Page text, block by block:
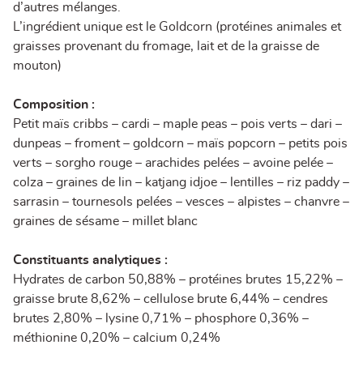
d’autres mélanges.
L’ingrédient unique est le Goldcorn (protéines animales et
graisses provenant du fromage, lait et de la graisse de
mouton)
Composition :
Petit maïs cribbs – cardi – maple peas – pois verts – dari –
dunpeas – froment – goldcorn – maïs popcorn – petits pois
verts – sorgho rouge – arachides pelées – avoine pelée –
colza – graines de lin – katjang idjoe – lentilles – riz paddy –
sarrasin – tournesols pelées – vesces – alpistes – chanvre –
graines de sésame – millet blanc
Constituants analytiques :
Hydrates de carbon 50,88% – protéines brutes 15,22% –
graisse brute 8,62% – cellulose brute 6,44% – cendres
brutes 2,80% – lysine 0,71% – phosphore 0,36% –
méthionine 0,20% – calcium 0,24%